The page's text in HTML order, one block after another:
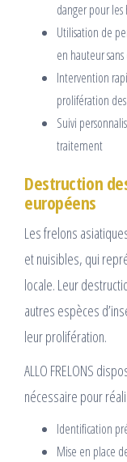
danger pour
Utilisation de
en hauteur
Intervention
prolifération
Suivi
traitement
Destruction
européens
Les frelons
et nuisibles, qui
locale. Leur
autres espèces
leur prolifération.
ALLO FRELONS
nécessaire pour
Identification
Mise en place